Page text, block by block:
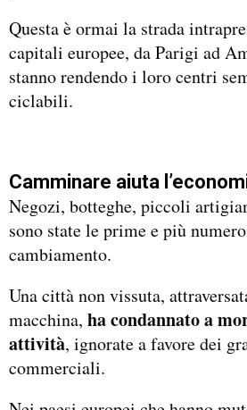
Questa è ormai la strada
capitali europee, da Parigi ad
stanno rendendo i loro centri
ciclabili.
Camminare aiuta
Negozi, botteghe, piccoli
sono state le prime e più
cambiamento.
Una città non vissuta,
macchina, ha condannato a
attività, ignorate a favore dei
commerciali.